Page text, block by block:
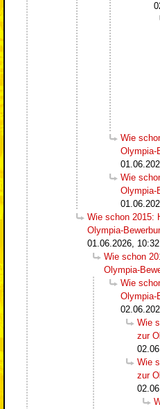
Wie
Olympia-
Wie
Olympia-
Wie schon 2015:
Olympia-
01.06.2026, 10:32
Wie schon
Olympia-
Wie
Olympia-
Wie
zur
Wie
zur